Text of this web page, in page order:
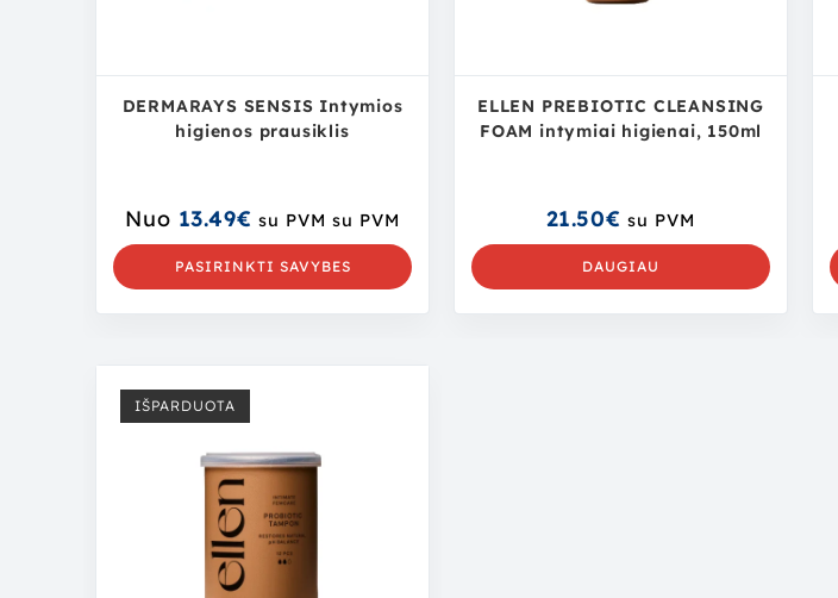
DERMARAYS SENSIS Intymios
higienos prausiklis
Nuo 13.49€ su PVM su PVM
PASIRINKTI SAVYBES
ELLEN PREBIOTIC CLEANSING
FOAM intymiai higienai, 150ml
21.50€ su PVM
DAUGIAU
IŠPARDUOTA